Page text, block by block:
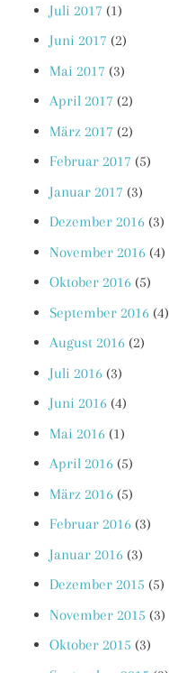
Juli 2017 (1)
Juni 2017 (2)
Mai 2017 (3)
April 2017 (2)
März 2017 (2)
Februar 2017 (5)
Januar 2017 (3)
Dezember 2016 (3)
November 2016 (4)
Oktober 2016 (5)
September 2016 (4)
August 2016 (2)
Juli 2016 (3)
Juni 2016 (4)
Mai 2016 (1)
April 2016 (5)
März 2016 (5)
Februar 2016 (3)
Januar 2016 (3)
Dezember 2015 (5)
November 2015 (3)
Oktober 2015 (3)